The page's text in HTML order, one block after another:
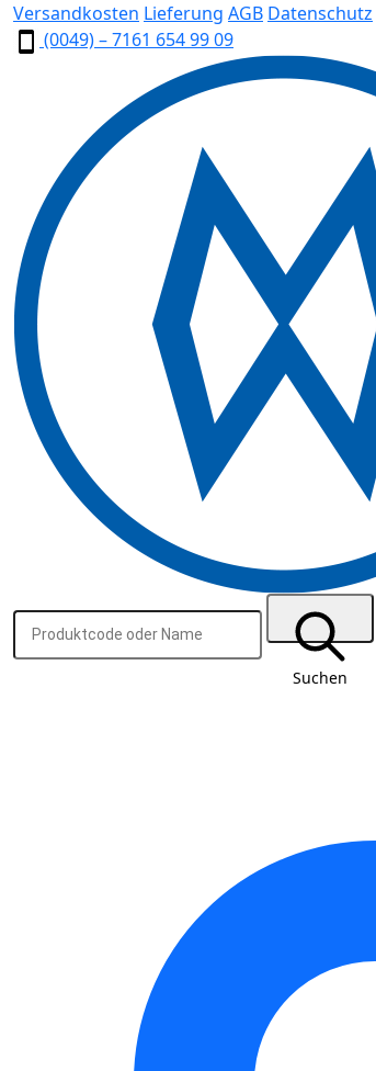
Versandkosten Lieferung AGB Datenschutz
(0049) – 7161 654 99 09
Suchen